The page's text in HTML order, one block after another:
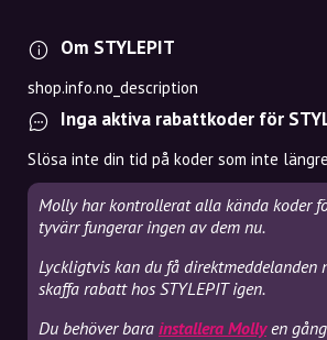
Om STYLEPIT
shop.info.no_description
Inga aktiva rabattkoder för
Slösa inte din tid på koder som inte
Molly har kontrollerat alla kända koder
tyvärr fungerar ingen av dem nu.
Lyckligtvis kan du få direktmeddelanden
skaffa rabatt hos STYLEPIT igen.
Du behöver bara installera Mollyen